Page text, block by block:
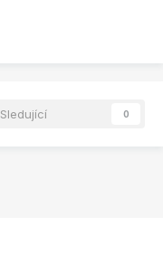
Sledující 0